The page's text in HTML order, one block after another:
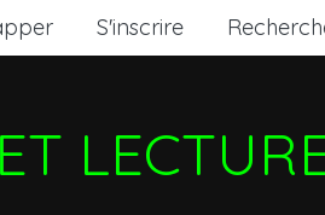
S'inscrire